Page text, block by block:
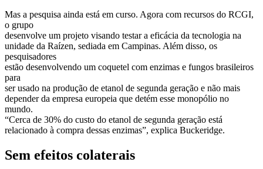
Mas a pesquisa ainda está em curso. Agora com recursos do RCGI,
o grupo
desenvolve um projeto visando testar a eficácia da tecnologia na
unidade da Raízen, sediada em Campinas. Além disso, os
pesquisadores
estão desenvolvendo um coquetel com enzimas e fungos brasileiros
para
ser usado na produção de etanol de segunda geração e não mais
depender da empresa europeia que detém esse monopólio no
mundo.
“Cerca de 30% do custo do etanol de segunda geração está
relacionado à compra dessas enzimas”, explica Buckeridge.
Sem efeitos colaterais